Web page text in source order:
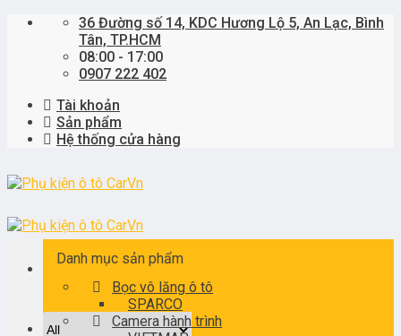
Skip
36 Đường số 14, KDC Hương Lộ 5, An Lạc, Bình
Tân, TP.HCM
08:00 - 17:00
0907 222 402
Tài khoản
Sản phẩm
Hệ thống cửa hàng
Danh mục sản phẩm
Bọc vô lăng ô tô
SPARCO
Camera hành trình